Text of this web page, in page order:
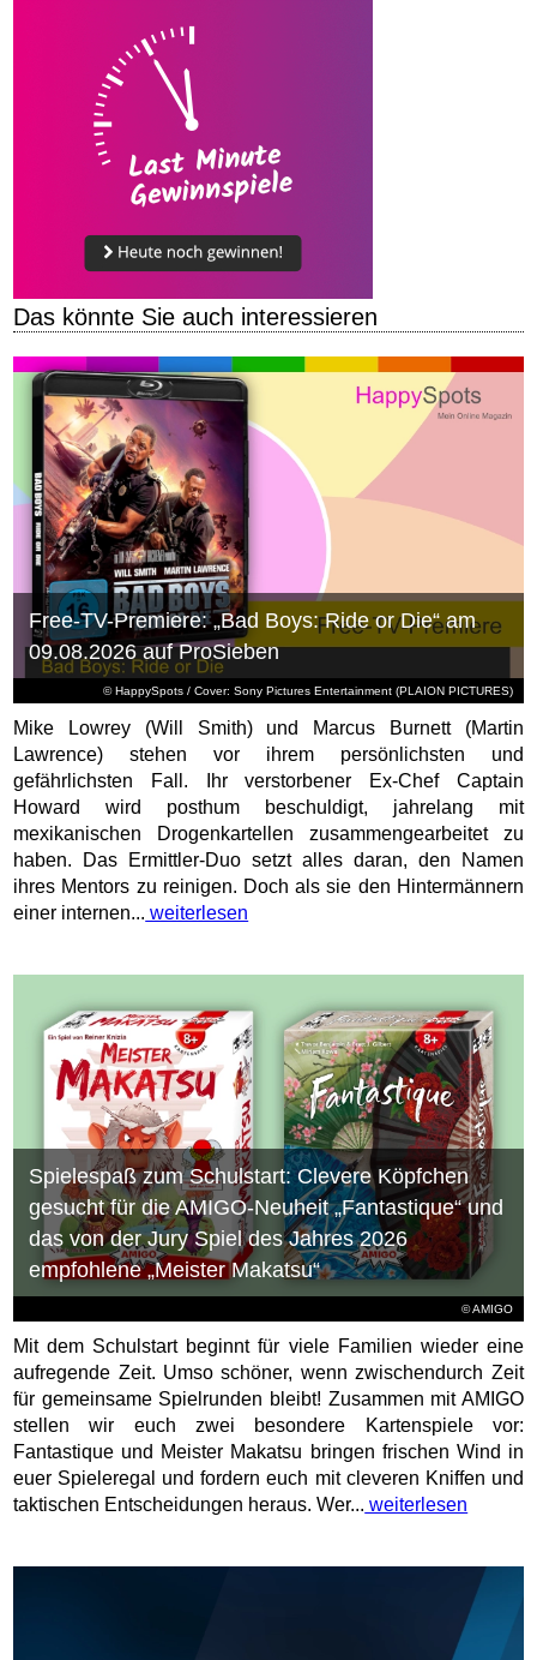
Das könnte Sie auch interessieren
© HappySpots / Cover: Sony Pictures Entertainment (PLAION PICTURES)
Free-TV-Premiere: „Bad Boys: Ride or Die“ am
09.08.2026 auf ProSieben
Mike Lowrey (Will Smith) und Marcus Burnett (Martin
Lawrence) stehen vor ihrem persönlichsten und
gefährlichsten Fall. Ihr verstorbener Ex-Chef Captain
Howard wird posthum beschuldigt, jahrelang mit
mexikanischen Drogenkartellen zusammengearbeitet zu
haben. Das Ermittler-Duo setzt alles daran, den Namen
ihres Mentors zu reinigen. Doch als sie den Hintermännern
einer internen... weiterlesen
© AMIGO
Spielespaß zum Schulstart: Clevere Köpfchen
gesucht für die AMIGO-Neuheit „Fantastique“ und
das von der Jury Spiel des Jahres 2026
empfohlene „Meister Makatsu“
Mit dem Schulstart beginnt für viele Familien wieder eine
aufregende Zeit. Umso schöner, wenn zwischendurch Zeit
für gemeinsame Spielrunden bleibt! Zusammen mit AMIGO
stellen wir euch zwei besondere Kartenspiele vor:
Fantastique und Meister Makatsu bringen frischen Wind in
euer Spieleregal und fordern euch mit cleveren Kniffen und
taktischen Entscheidungen heraus. Wer... weiterlesen